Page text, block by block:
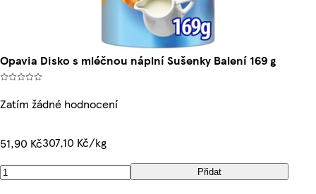
Opavia Disko s mléčnou náplní Sušenky Balení 169 g
Zatím žádné hodnocení
51,90 Kč307,10 Kč/kg
Přidat